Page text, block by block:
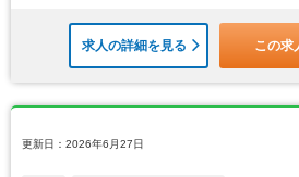
求人の詳細を見る この求
更新日：2026年6月27日